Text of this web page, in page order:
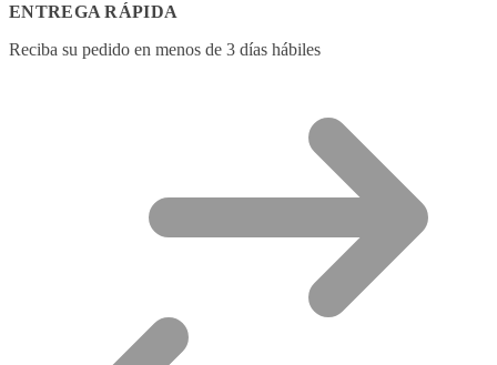
ENTREGA RÁPIDA
Reciba su pedido en menos de 3 días hábiles